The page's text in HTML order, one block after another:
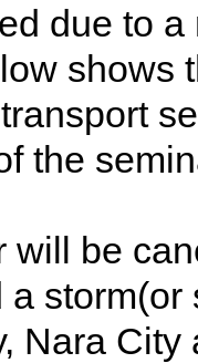
due to
shows
the
will be
a
Nara